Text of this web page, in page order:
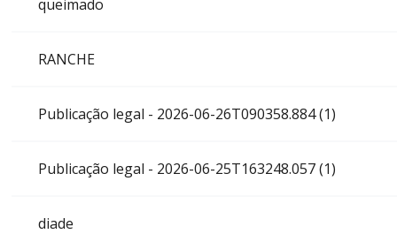
queimado
RANCHE
Publicação legal - 2026-06-26T090358.884 (1)
Publicação legal - 2026-06-25T163248.057 (1)
diade